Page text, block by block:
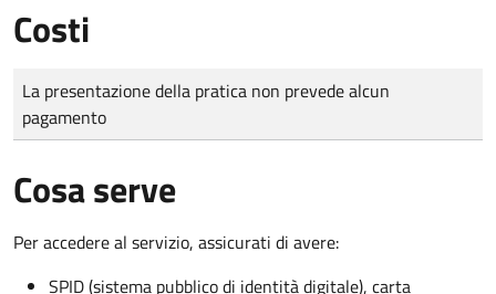
Costi
Tipo di pagamento
Importo
La presentazione della pratica non prevede alcun
pagamento
Cosa serve
Per accedere al servizio, assicurati di avere:
SPID (sistema pubblico di identità digitale), carta